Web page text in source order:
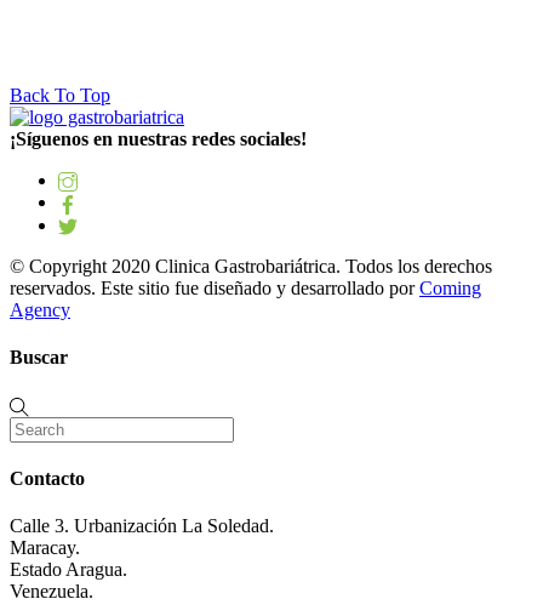
Back To Top
¡Síguenos en nuestras redes sociales!
© Copyright 2020 Clinica Gastrobariátrica. Todos los derechos
reservados. Este sitio fue diseñado y desarrollado porComing
Agency
Buscar
Contacto
Calle 3. Urbanización La Soledad.
Maracay.
Estado Aragua.
Venezuela.